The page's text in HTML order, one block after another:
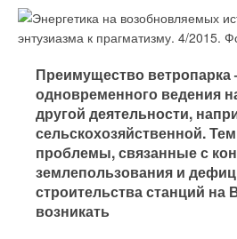
Преимущество
одновременного ведения
другой деятельности,
сельскохозяйственной.
проблемы, связанные с
землепользования и
строительства станций на
возникать